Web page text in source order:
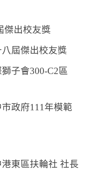
校友獎
屆傑出校友獎
子會300-C2區
政府111年模範
東區扶輪社 社長